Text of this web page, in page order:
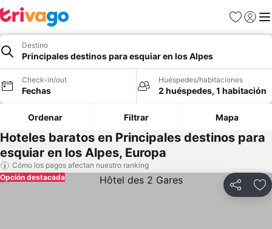
Favoritos
Iniciar
Destino
Principales destinos para esquiar en los Alpes
Check-in/out
Fechas
Huéspedes/habitaciones
2 huéspedes, 1 habitación
Ordenar Filtrar Mapa
Hoteles baratos en Principales destinos para
esquiar en los Alpes, Europa
Cómo los pagos afectan nuestro ranking
Compartir
Opción destacada